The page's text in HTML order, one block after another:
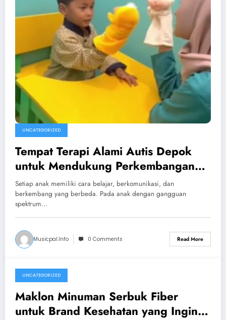
UNCATEGORIZED
Tempat Terapi Alami Autis Depok
untuk Mendukung Perkembangan
Anak Secara Bertahap
Setiap anak memiliki cara belajar, berkomunikasi, dan
berkembang yang berbeda. Pada anak dengan gangguan
spektrum…
Musicpal.info 0 Comments Read More
June 19, 2026
UNCATEGORIZED
Maklon Minuman Serbuk Fiber
untuk Brand Kesehatan yang Ingin